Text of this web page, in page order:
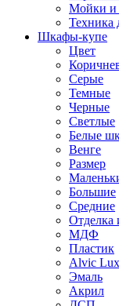
Мойки и
Техника
Шкафы-купе
Цвет
Серые
Темные
Черные
Светлые
Белые
Венге
Размер
Большие
Средние
Отделка
МДФ
Пластик
Alvic
Эмаль
Акрил